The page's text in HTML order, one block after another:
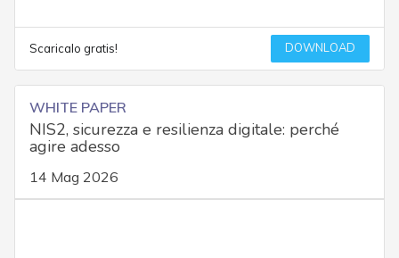
Scaricalo gratis! DOWNLOAD
WHITE PAPER
NIS2, sicurezza e resilienza digitale: perché
agire adesso
14 Mag 2026